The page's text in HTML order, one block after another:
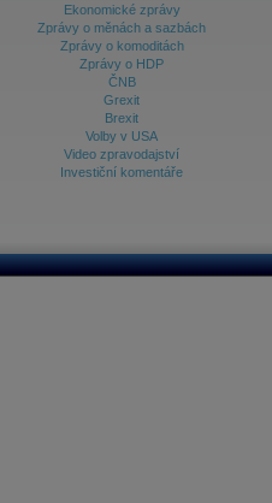
Ekonomické zprávy
Zprávy o měnách a sazbách
Zprávy o komoditách
Zprávy o HDP
ČNB
Grexit
Brexit
Volby v USA
Video zpravodajství
Investiční komentáře